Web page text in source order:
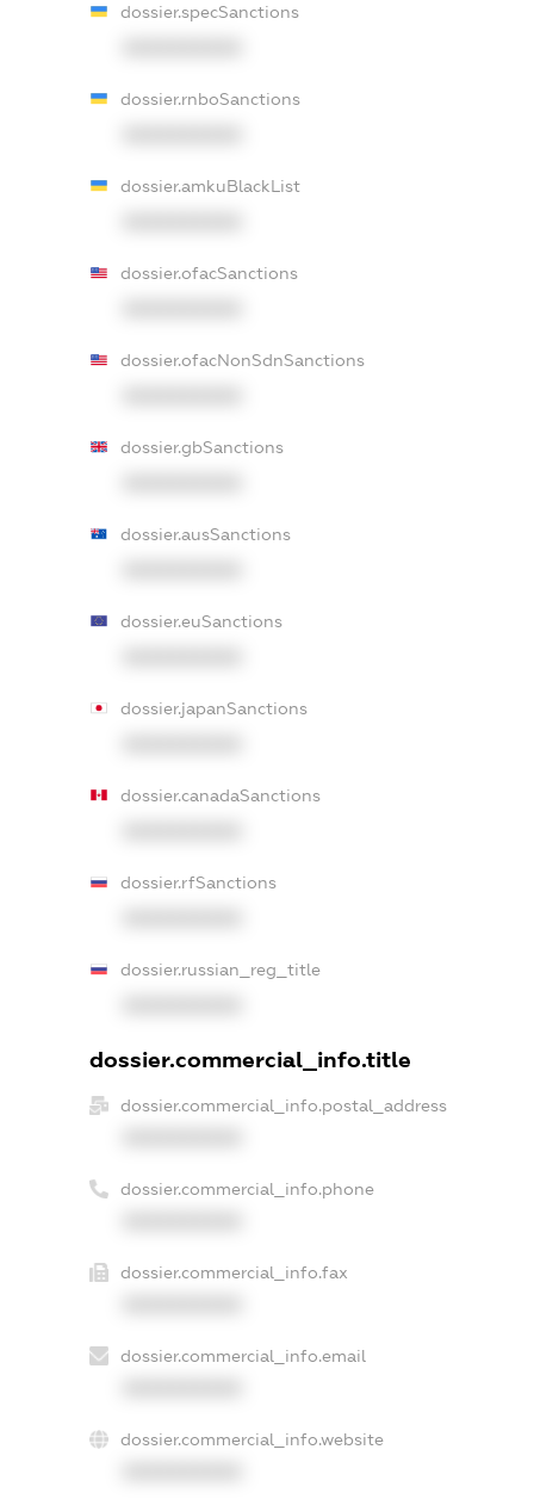
dossier.specSanctions
dossier.rnboSanctions
dossier.amkuBlackList
dossier.ofacSanctions
dossier.ofacNonSdnSanctions
dossier.gbSanctions
dossier.ausSanctions
dossier.euSanctions
dossier.japanSanctions
dossier.canadaSanctions
dossier.rfSanctions
dossier.russian_reg_title
dossier.commercial_info.title
dossier.commercial_info.postal_address
dossier.commercial_info.phone
dossier.commercial_info.fax
dossier.commercial_info.email
dossier.commercial_info.website